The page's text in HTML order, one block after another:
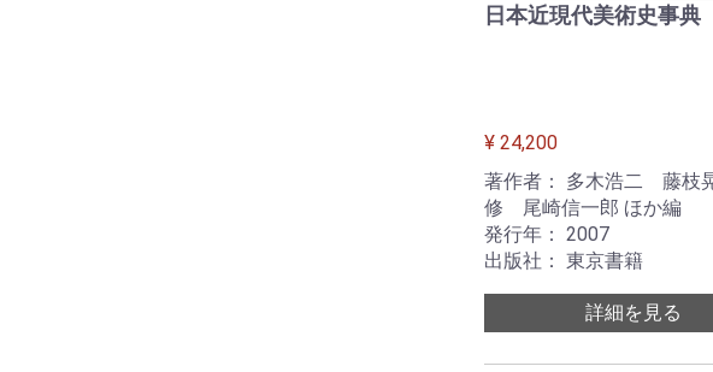
日本近現代美術史事典
¥ 24,200
著作者： 多木浩二 藤枝
修 尾崎信一郎 ほか編
発行年： 2007
出版社： 東京書籍
詳細を見る